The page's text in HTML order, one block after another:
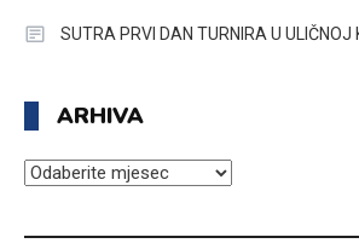
SUTRA PRVI DAN TURNIRA U ULIČNOJ
ARHIVA
ARHIVA